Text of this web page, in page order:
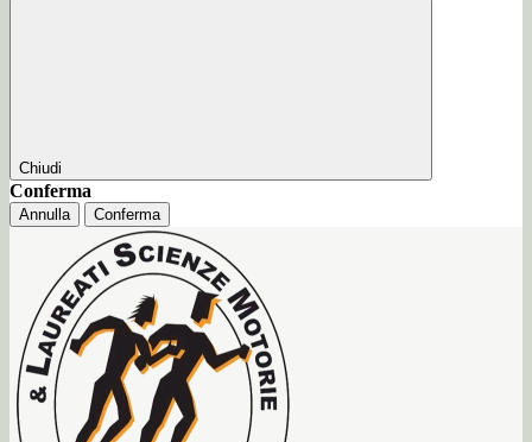
Chiudi
Conferma
Annulla Conferma